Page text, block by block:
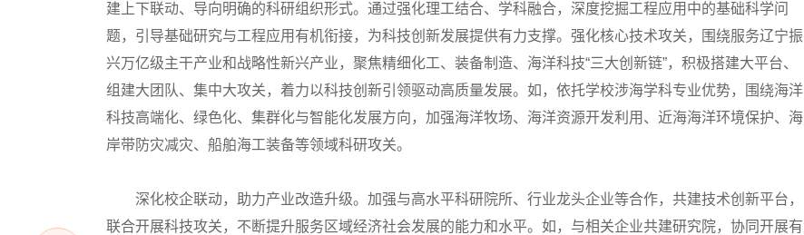
建上下联动、导向明确的科研组织形式。通过强化理工结合、学科融合，深度挖掘工程应用中的基础科学问
题，引导基础研究与工程应用有机衔接，为科技创新发展提供有力支撑。强化核心技术攻关，围绕服务辽宁振
兴万亿级主干产业和战略性新兴产业，聚焦精细化工、装备制造、海洋科技“三大创新链”，积极搭建大平台、
组建大团队、集中大攻关，着力以科技创新引领驱动高质量发展。如，依托学校涉海学科专业优势，围绕海洋
科技高端化、绿色化、集群化与智能化发展方向，加强海洋牧场、海洋资源开发利用、近海海洋环境保护、海
岸带防灾减灾、船舶海工装备等领域科研攻关。
深化校企联动，助力产业改造升级。加强与高水平科研院所、行业龙头企业等合作，共建技术创新平台，
联合开展科技攻关，不断提升服务区域经济社会发展的能力和水平。如，与相关企业共建研究院，协同开展有